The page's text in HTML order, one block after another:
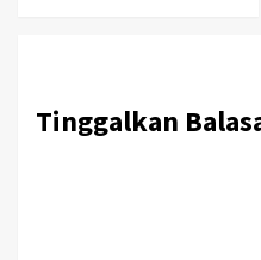
Tinggalkan